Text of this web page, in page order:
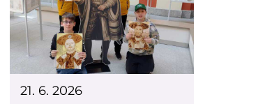
21. 6. 2026